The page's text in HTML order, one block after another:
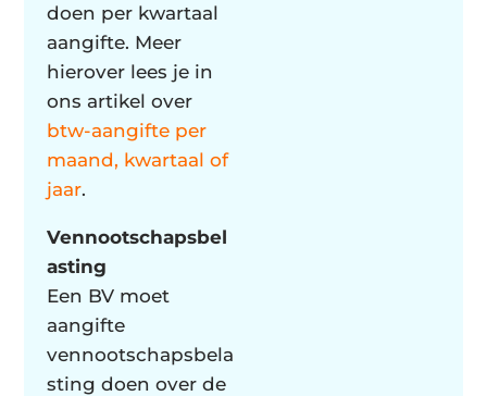
doen per kwartaal
aangifte. Meer
hierover lees je in
ons artikel over
btw-aangifte per
maand, kwartaal of
jaar.
Vennootschapsbel
asting
Een BV moet
aangifte
vennootschapsbela
sting doen over de